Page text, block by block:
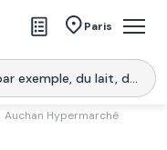
Paris
Auchan Hypermarché